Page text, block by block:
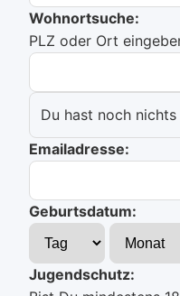
Wohnortsuche:
PLZ oder Ort
Du hast noch
Emailadresse:
Geburtsdatum:
Jugendschutz: